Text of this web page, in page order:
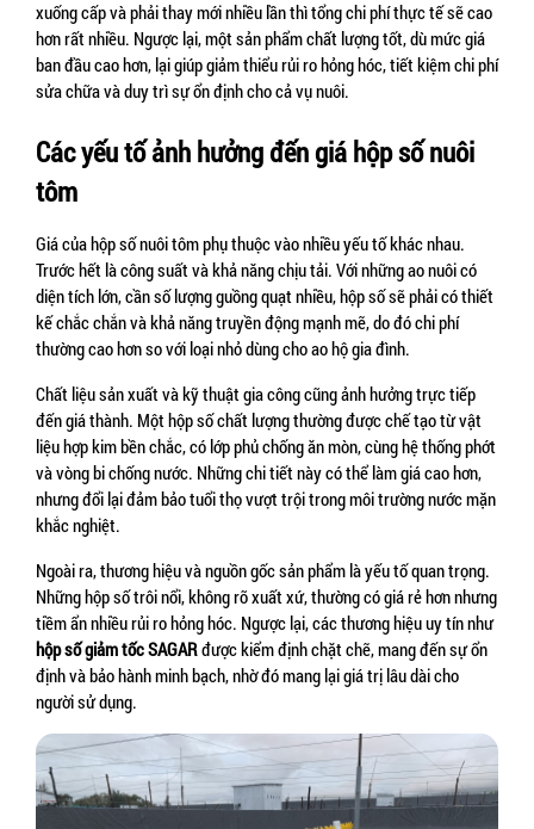
xuống cấp và phải thay mới nhiều lần thì tổng chi phí thực tế sẽ cao
hơn rất nhiều. Ngược lại, một sản phẩm chất lượng tốt, dù mức giá
ban đầu cao hơn, lại giúp giảm thiểu rủi ro hỏng hóc, tiết kiệm chi phí
sửa chữa và duy trì sự ổn định cho cả vụ nuôi.
Các yếu tố ảnh hưởng đến giá hộp số nuôi
tôm
Giá của hộp số nuôi tôm phụ thuộc vào nhiều yếu tố khác nhau.
Trước hết là công suất và khả năng chịu tải. Với những ao nuôi có
diện tích lớn, cần số lượng guồng quạt nhiều, hộp số sẽ phải có thiết
kế chắc chắn và khả năng truyền động mạnh mẽ, do đó chi phí
thường cao hơn so với loại nhỏ dùng cho ao hộ gia đình.
Chất liệu sản xuất và kỹ thuật gia công cũng ảnh hưởng trực tiếp
đến giá thành. Một hộp số chất lượng thường được chế tạo từ vật
liệu hợp kim bền chắc, có lớp phủ chống ăn mòn, cùng hệ thống phớt
và vòng bi chống nước. Những chi tiết này có thể làm giá cao hơn,
nhưng đổi lại đảm bảo tuổi thọ vượt trội trong môi trường nước mặn
khắc nghiệt.
Ngoài ra, thương hiệu và nguồn gốc sản phẩm là yếu tố quan trọng.
Những hộp số trôi nổi, không rõ xuất xứ, thường có giá rẻ hơn nhưng
tiềm ẩn nhiều rủi ro hỏng hóc. Ngược lại, các thương hiệu uy tín như
hộp số giảm tốc SAGAR được kiểm định chặt chẽ, mang đến sự ổn
định và bảo hành minh bạch, nhờ đó mang lại giá trị lâu dài cho
người sử dụng.